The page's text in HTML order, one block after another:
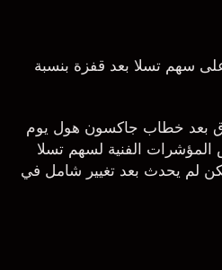
على سهم تسلا بعد قفزة بنسبة
بعد خطاب جاكسون هول يوم
الفنية لسهم تسلا
لم يحدث بعد تغيير شامل في
اليومي أو الأسبوعي.